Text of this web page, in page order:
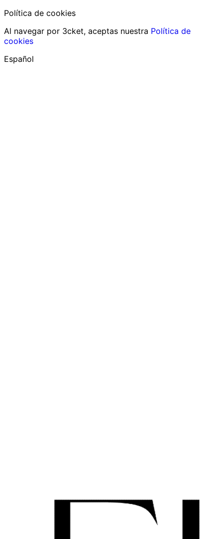
Política de cookies
Al navegar por 3cket, aceptas nuestra Política de
cookies
Español